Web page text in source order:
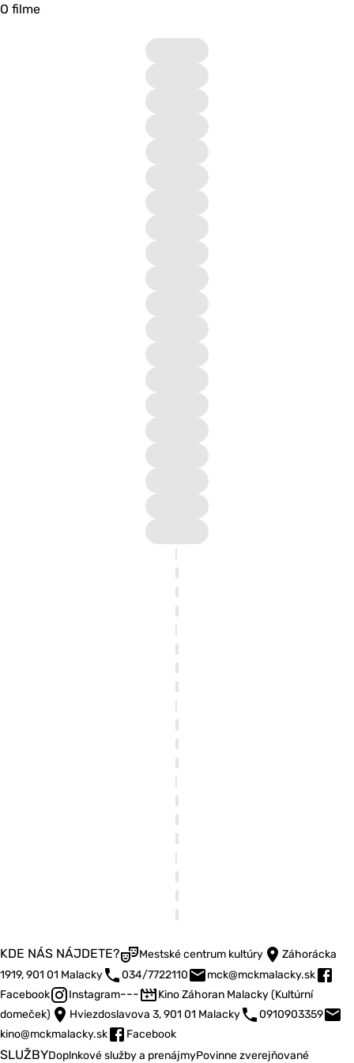
O filme
KDE NÁS NÁJDETE? Mestské centrum kultúry
Záhorácka
1919, 901 01 Malacky
034/7722110
mck@mckmalacky.sk
Facebook
Instagram---
Kino Záhoran Malacky (Kultúrní
domeček)
Hviezdoslavova 3, 901 01 Malacky
0910903359
kino@mckmalacky.sk
Facebook
SLUŽBYDoplnkové služby a prenájmyPovinne zverejňované